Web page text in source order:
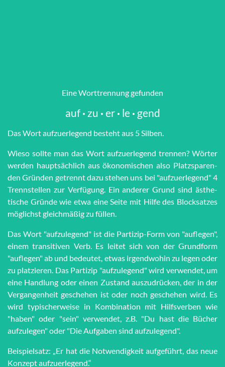
Eine Worttrennung gefunden
auf · zu · er · le · gend
Das Wort auf­zu­er­le­gend besteht aus 5 Silben.
Wieso sollte man das Wort auf­zu­er­le­gend trennen? Wörter
werden haupt­sächlich aus öko­no­mi­schen also Platz­spar­en­
den Grün­den getrennt dazu stehen uns bei "auf­zu­er­le­gend" 4
Trenn­stel­len zur Ver­fü­gung. Ein anderer Grund sind äs­the­
tische Grün­de wie et­wa eine Seite mit Hilfe des Block­satzes
möglichst gleich­mä­ßig zu füllen.
Das Wort "aufzulegend" ist die Partizip-Form von "auflegen",
einem transitiven Verb. Es leitet sich von der Grundform
"auflegen" ab und bedeutet, etwas irgendwohin zu legen oder
zu platzieren. Das Partizip "aufzulegend" wird verwendet, um
eine Handlung oder einen Zustand auszudrücken, der in der
Vergangenheit geschehen ist oder noch geschehen wird. Es
wird typischerweise in Kombination mit Hilfsverben wie
"haben" oder "sein" verwendet, z.B. "Du hast die Bücher
aufzulegen" oder "Die Aufgaben sind aufzulegend".
Beispielsatz: „Er hat die Notwendigkeit aufgeführt, das neue
Konzept aufzuerlegend.“